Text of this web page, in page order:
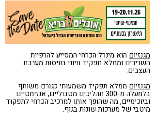
מגנזיום הוא מינרל הכרחי המסייע להרפיית
השרירים וממלא תפקיד חיוני בוויסות מערכת
העצבים.
מגנזיום ממלא תפקיד משמעותי כגורם משותף
בלמעלה מ-300 תהליכים מטבוליים, אנזימטיים
וביוכימיים, מה שהופך אותו למרכיב הכרחי לתפקוד
מיטבי של מערכות שונות בגוף.